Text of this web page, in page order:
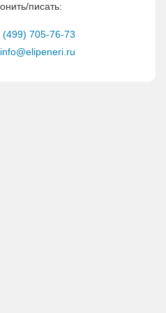
писать:
(499) 705-76-73
info@elipeneri.ru